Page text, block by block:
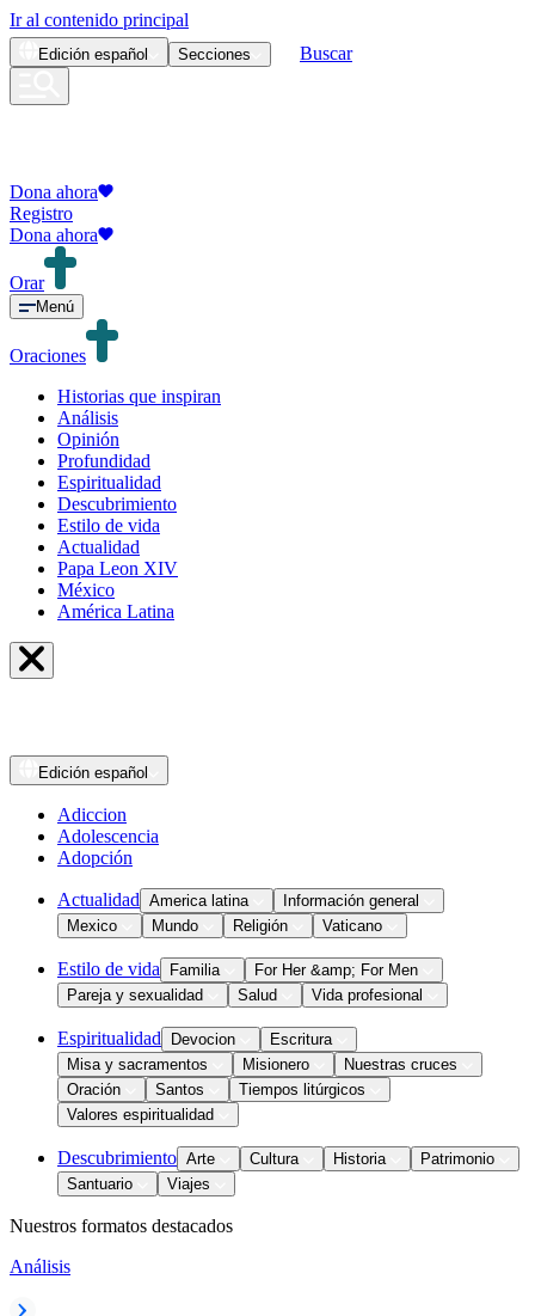
Ir al contenido principal
Edición español Secciones Buscar
Dona ahora
Registro
Dona ahora
Orar
Menú
Oraciones
Historias que inspiran
Análisis
Opinión
Profundidad
Espiritualidad
Descubrimiento
Estilo de vida
Actualidad
Papa Leon XIV
México
América Latina
Edición español
Adiccion
Adolescencia
Adopción
Actualidad America latina
Información general
Mexico
Mundo Religión Vaticano
Estilo de vida Familia
For Her &amp; For Men
Pareja y sexualidad
Salud Vida profesional
Espiritualidad Devocion
Escritura
Misa y sacramentos
Misionero
Nuestras cruces
Oración
Santos
Tiempos litúrgicos
Valores espiritualidad
Descubrimiento Arte Cultura Historia
Patrimonio
Santuario
Viajes
Nuestros formatos destacados
Análisis